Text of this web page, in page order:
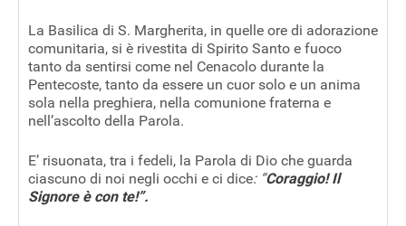
La Basilica di S. Margherita, in quelle ore di adorazione
comunitaria, si è rivestita di Spirito Santo e fuoco
tanto da sentirsi come nel Cenacolo durante la
Pentecoste, tanto da essere un cuor solo e un anima
sola nella preghiera, nella comunione fraterna e
nell’ascolto della Parola.
E’ risuonata, tra i fedeli, la Parola di Dio che guarda
ciascuno di noi negli occhi e ci dice: “Coraggio! Il
Signore è con te!”.